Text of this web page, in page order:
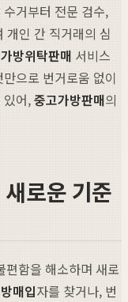
수거부터 전문 검수,
개인 간 직거래의 심
가방위탁판매 서비스
으로 번거로움 없이
있어,중고가방판매의
로운 기준
함을 해소하며 새로
매입자를 찾거나, 번